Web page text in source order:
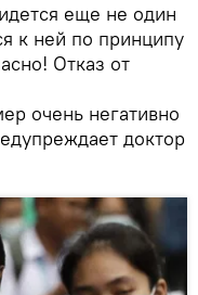
еще не один
к ней по принципу
Отказ от
очень негативно
доктор